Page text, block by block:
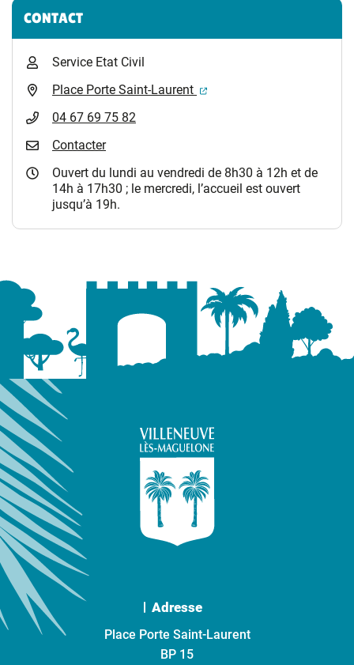
Informations complémentaires
CONTACT
Service Etat Civil
Place Porte Saint-Laurent
(ouverture dans un
04 67 69 75 82
Contacter
Ouvert du lundi au vendredi de 8h30 à 12h et de
14h à 17h30 ; le mercredi, l’accueil est ouvert
jusqu’à 19h.
Adresse
Place Porte Saint-Laurent
BP 15